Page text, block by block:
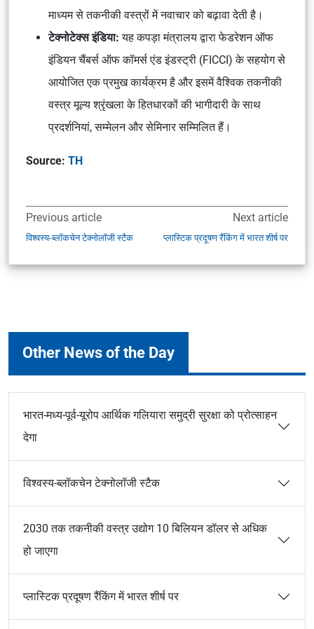
माध्यम से तकनीकी वस्त्रों में नवाचार को बढ़ावा देती है।
टेक्नोटेक्स इंडिया:यह कपड़ा मंत्रालय द्वारा फेडरेशन ऑफ
इंडियन चैंबर्स ऑफ कॉमर्स एंड इंडस्ट्री (FICCI) के सहयोग से
आयोजित एक प्रमुख कार्यक्रम है और इसमें वैश्विक तकनीकी
वस्त्र मूल्य श्रृंखला के हितधारकों की भागीदारी के साथ
प्रदर्शनियां, सम्मेलन और सेमिनार सम्मिलित हैं।
Source: TH
Previous article
विश्वस्य-ब्लॉकचेन टेक्नोलॉजी स्टैक
Next article
प्लास्टिक प्रदूषण रैंकिंग में भारत शीर्ष पर
Other News of the Day
भारत-मध्य-पूर्व-यूरोप आर्थिक गलियारा समुद्री सुरक्षा को प्रोत्साहन
देगा
विश्वस्य-ब्लॉकचेन टेक्नोलॉजी स्टैक
2030 तक तकनीकी वस्त्र उद्योग 10 बिलियन डॉलर से अधिक
हो जाएगा
प्लास्टिक प्रदूषण रैंकिंग में भारत शीर्ष पर